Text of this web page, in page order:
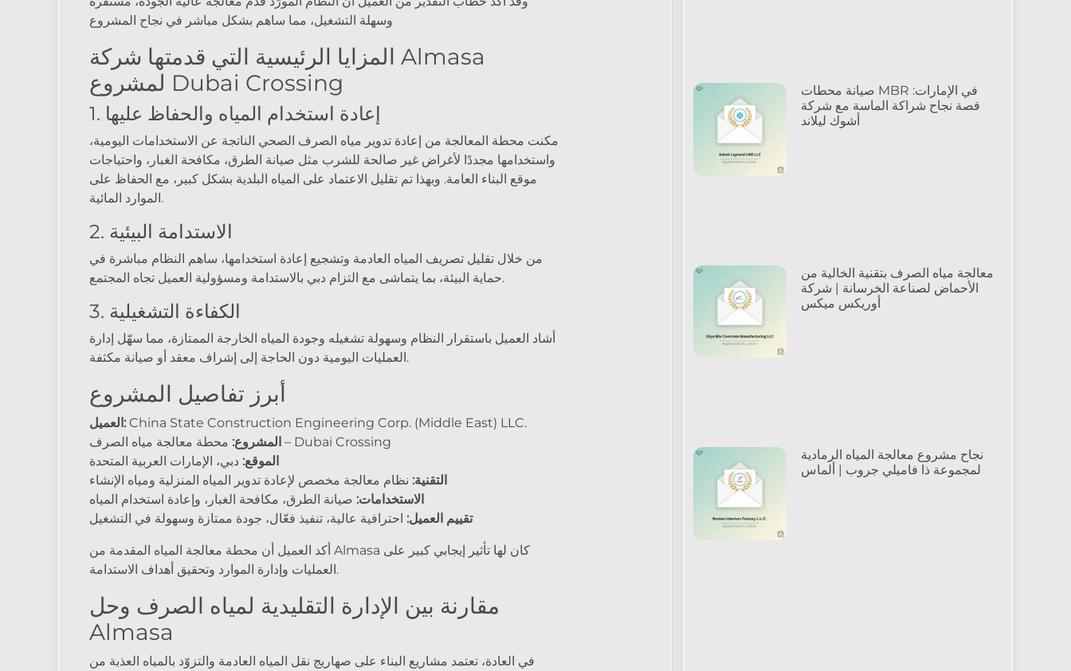
وسهلة التشغيل، مما ساهم بشكل مباشر في نجاح المشروع
المزايا الرئيسية التي قدمتها شركة Almasa
لمشروع Dubai Crossing
1. إعادة استخدام المياه والحفاظ عليها
مكنت محطة المعالجة من إعادة تدوير مياه الصرف الصحي الناتجة عن الاستخدامات اليومية،
واستخدامها مجددًا لأغراض غير صالحة للشرب مثل صيانة الطرق، مكافحة الغبار، واحتياجات
موقع البناء العامة. وبهذا تم تقليل الاعتماد على المياه البلدية بشكل كبير، مع الحفاظ على
الموارد المائية.
2. الاستدامة البيئية
من خلال تقليل تصريف المياه العادمة وتشجيع إعادة استخدامها، ساهم النظام مباشرة في
حماية البيئة، بما يتماشى مع التزام دبي بالاستدامة ومسؤولية العميل تجاه المجتمع.
3. الكفاءة التشغيلية
أشاد العميل باستقرار النظام وسهولة تشغيله وجودة المياه الخارجة الممتازة، مما سهّل إدارة
العمليات اليومية دون الحاجة إلى إشراف معقد أو صيانة مكثفة.
أبرز تفاصيل المشروع
العميل:China State Construction Engineering Corp. (Middle East) LLC.
المشروع: محطة معالجة مياه الصرف – Dubai Crossing
الموقع: دبي، الإمارات العربية المتحدة
التقنية: نظام معالجة مخصص لإعادة تدوير المياه المنزلية ومياه الإنشاء
الاستخدامات: صيانة الطرق، مكافحة الغبار، وإعادة استخدام المياه
تقييم العميل: احترافية عالية، تنفيذ فعّال، جودة ممتازة وسهولة في التشغيل
أكد العميل أن محطة معالجة المياه المقدمة من Almasa كان لها تأثير إيجابي كبير على
العمليات وإدارة الموارد وتحقيق أهداف الاستدامة.
مقارنة بين الإدارة التقليدية لمياه الصرف وحل
Almasa
في العادة، تعتمد مشاريع البناء على صهاريج نقل المياه العادمة والتزوّد بالمياه العذبة من
صيانة محطات MBR في الإمارات:
قصة نجاح شراكة الماسة مع شركة
أشوك ليلاند
معالجة مياه الصرف بتقنية الخالية من
الأحماض لصناعة الخرسانة | شركة
أوريكس ميكس
نجاح مشروع معالجة المياه الرمادية
لمجموعة ذا فاميلي جروب | ألماس